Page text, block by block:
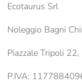
Ecotaurus Srl
Noleggio Bagni
Piazzale Tripoli
P.IVA: